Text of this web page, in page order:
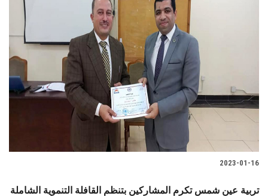
2023-01-16
تربية عين شمس تكرم المشاركين بتنظم القافلة التنموية الشاملة